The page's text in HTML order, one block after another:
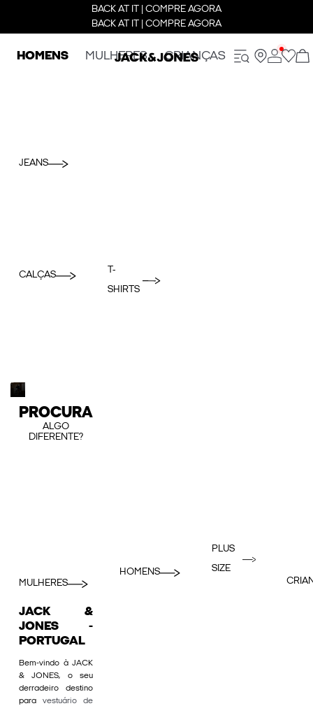
BACK AT IT | COMPRE AGORA
BACK AT IT | COMPRE AGORA
HOMENS MULHERES CRIANÇAS
JEANS
CALÇAS
T-
SHIRTS
PROCURA
ALGO
DIFERENTE?
MULHERES
HOMENS
PLUS
SIZE
JACK &
JONES -
PORTUGAL
Bem-vindo à JACK
& JONES, o seu
derradeiro destino
para vestuário de